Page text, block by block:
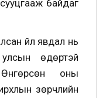
байдаг
үйл явдал нь
өдөртэй
оны
зөрчлийн